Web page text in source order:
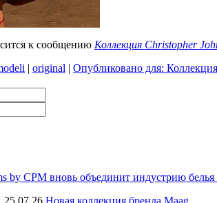
к сообщению Коллекция Christopher
| original | Опубликовано для:
by CPM вновь объединит индустрию
25.07.26 Новая коллекция бренда Maag